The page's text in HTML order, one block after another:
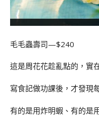
毛毛蟲壽司—$240
這是周花花趁亂點的，實
寫食記做功課後，才發現
有的是用炸明蝦、有的是